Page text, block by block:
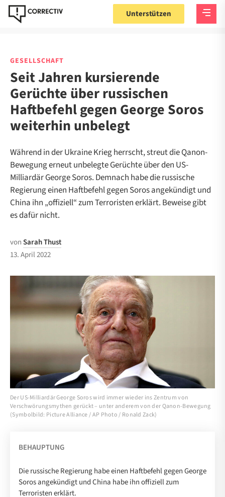
Unterstützen
GESELLSCHAFT
Seit Jahren kursierende
Gerüchte über russischen
Haftbefehl gegen George Soros
weiterhin unbelegt
Während in der Ukraine Krieg herrscht, streut die Qanon-
Bewegung erneut unbelegte Gerüchte über den US-
Milliardär George Soros. Demnach habe die russische
Regierung einen Haftbefehl gegen Soros angekündigt und
China ihn „offiziell“ zum Terroristen erklärt. Beweise gibt
es dafür nicht.
vonSarah Thust
13. April 2022
Der US-Milliardär George Soros wird immer wieder ins Zentrum von
Verschwörungsmythen gerückt – unter anderem von der Qanon-Bewegung
(Symbolbild: Picture Alliance / AP Photo / Ronald Zack)
BEHAUPTUNG
Die russische Regierung habe einen Haftbefehl gegen George
Soros angekündigt und China habe ihn offiziell zum
Terroristen erklärt.